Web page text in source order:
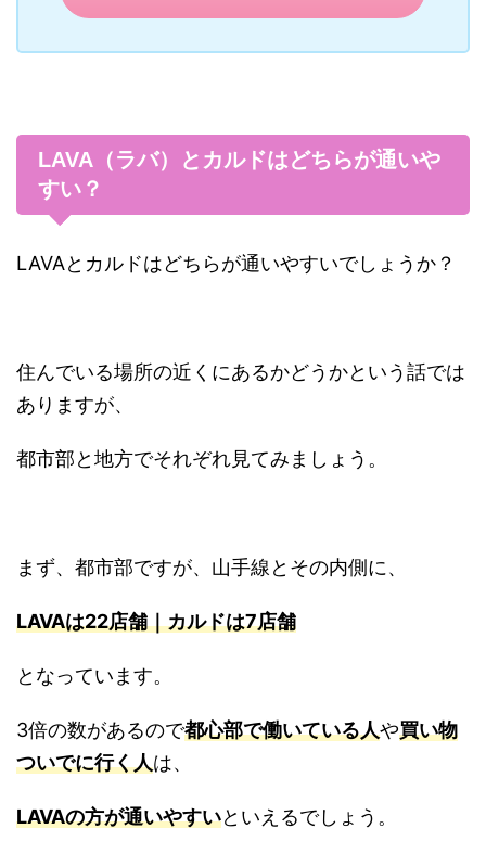
LAVA（ラバ）とカルドはどちらが通いや
すい？
LAVAとカルドはどちらが通いやすいでしょうか？
住んでいる場所の近くにあるかどうかという話では
ありますが、
都市部と地方でそれぞれ見てみましょう。
まず、都市部ですが、山手線とその内側に、
LAVAは22店舗｜カルドは7店舗
となっています。
3倍の数があるので都心部で働いている人や買い物
ついでに行く人は、
LAVAの方が通いやすいといえるでしょう。